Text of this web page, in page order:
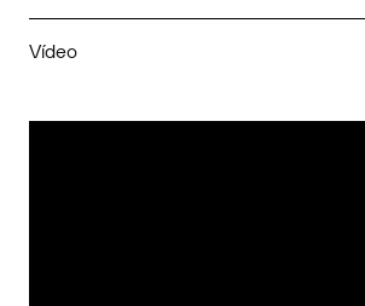
Vídeo